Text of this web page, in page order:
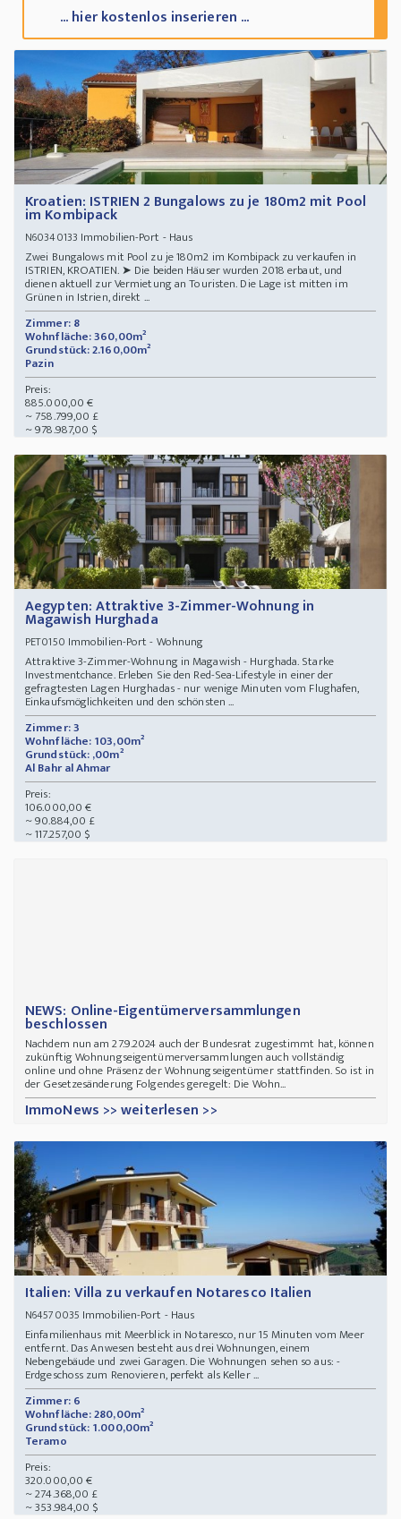
... hier kostenlos inserieren ...
Kroatien: ISTRIEN 2 Bungalows zu je 180m2 mit Pool
im Kombipack
N60340133 Immobilien-Port - Haus
Zwei Bungalows mit Pool zu je 180m2 im Kombipack zu verkaufen in
ISTRIEN, KROATIEN. ➤ Die beiden Häuser wurden 2018 erbaut, und
dienen aktuell zur Vermietung an Touristen. Die Lage ist mitten im
Grünen in Istrien, direkt ...
Zimmer: 8
Wohnfläche: 360,00m²
Grundstück: 2.160,00m²
Pazin
Preis:
885.000,00 €
~ 758.799,00 £
~ 978.987,00 $
Aegypten: Attraktive 3-Zimmer-Wohnung in
Magawish Hurghada
PET0150 Immobilien-Port - Wohnung
Attraktive 3-Zimmer-Wohnung in Magawish - Hurghada. Starke
Investmentchance. Erleben Sie den Red-Sea-Lifestyle in einer der
gefragtesten Lagen Hurghadas - nur wenige Minuten vom Flughafen,
Einkaufsmöglichkeiten und den schönsten ...
Zimmer: 3
Wohnfläche: 103,00m²
Grundstück: ,00m²
Al Bahr al Ahmar
Preis:
106.000,00 €
~ 90.884,00 £
~ 117.257,00 $
NEWS: Online-Eigentümerversammlungen
beschlossen
Nachdem nun am 27.9.2024 auch der Bundesrat zugestimmt hat, können
zukünftig Wohnungseigentümerversammlungen auch vollständig
online und ohne Präsenz der Wohnungseigentümer stattfinden. So ist in
der Gesetzesänderung Folgendes geregelt: Die Wohn...
ImmoNews >> weiterlesen >>
Italien: Villa zu verkaufen Notaresco Italien
N64570035 Immobilien-Port - Haus
Einfamilienhaus mit Meerblick in Notaresco, nur 15 Minuten vom Meer
entfernt. Das Anwesen besteht aus drei Wohnungen, einem
Nebengebäude und zwei Garagen. Die Wohnungen sehen so aus: -
Erdgeschoss zum Renovieren, perfekt als Keller ...
Zimmer: 6
Wohnfläche: 280,00m²
Grundstück: 1.000,00m²
Teramo
Preis:
320.000,00 €
~ 274.368,00 £
~ 353.984,00 $